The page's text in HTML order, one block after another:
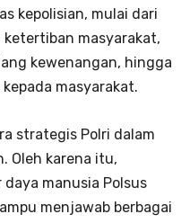
kepolisian, mulai dari
ketertiban masyarakat,
kewenangan, hingga
masyarakat.
strategis Polri dalam
Oleh karena itu,
manusia Polsus
menjawab berbagai